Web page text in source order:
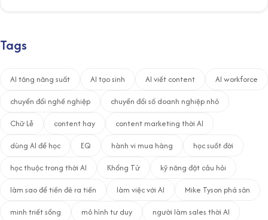
Tags
AI tăng năng suất AI tạo sinh AI viết content
AI workforce
chuyển đổi nghề nghiệp
chuyển đổi số doanh nghiệp nhỏ
Chữ Lễ
content hay
content marketing thời AI
dùng AI để học
EQ hành vi mua hàng
học suốt đời
học thuộc trong thời AI
Khổng Tử
kỹ năng đặt câu hỏi
làm sao để tiền đẻ ra tiền
làm việc với AI
Mike Tyson phá sản
minh triết sống
mô hình tư duy
người làm sales thời AI
t